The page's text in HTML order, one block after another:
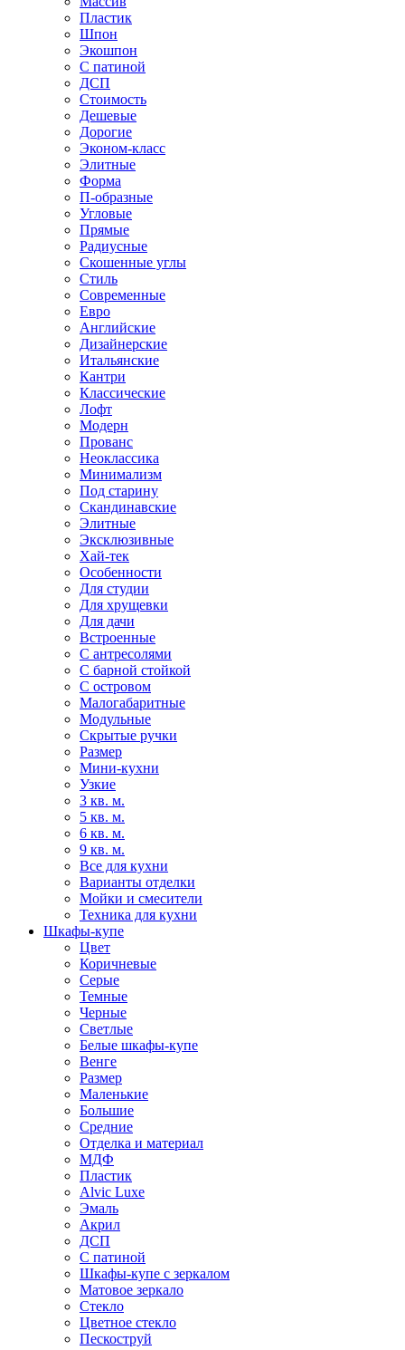
Пластик
Шпон
Экошпон
С патиной
ДСП
Стоимость
Дешевые
Дорогие
Эконом-класс
Элитные
Форма
П-образные
Угловые
Прямые
Радиусные
Скошенные углы
Стиль
Современные
Евро
Английские
Дизайнерские
Итальянские
Кантри
Классические
Лофт
Модерн
Прованс
Неоклассика
Минимализм
Под старину
Скандинавские
Элитные
Эксклюзивные
Хай-тек
Особенности
Для студии
Для хрущевки
Для дачи
Встроенные
С антресолями
С барной стойкой
С островом
Малогабаритные
Модульные
Скрытые ручки
Размер
Мини-кухни
Узкие
3 кв. м.
5 кв. м.
6 кв. м.
9 кв. м.
Все для кухни
Варианты отделки
Мойки и смесители
Техника для кухни
Шкафы-купе
Цвет
Коричневые
Серые
Темные
Черные
Светлые
Белые шкафы-купе
Венге
Размер
Маленькие
Большие
Средние
Отделка и материал
МДФ
Пластик
Alvic Luxe
Эмаль
Акрил
ДСП
С патиной
Шкафы-купе с зеркалом
Матовое зеркало
Стекло
Цветное стекло
Пескоструй